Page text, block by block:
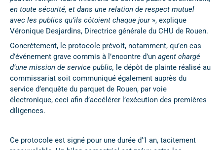
en toute sécurité, et dans une relation de respect mutuel
avec les publics qu’ils côtoient chaque jour», explique
Véronique Desjardins, Directrice générale du CHU de Rouen.
Concrètement, le protocole prévoit, notamment, qu’en cas
d’événement grave commis à l’encontre d’un agent chargé
d’une mission de service public, le dépôt de plainte réalisé au
commissariat soit communiqué également auprès du
service d’enquête du parquet de Rouen, par voie
électronique, ceci afin d’accélérer l’exécution des premières
diligences.
Ce protocole est signé pour une durée d’1 an, tacitement